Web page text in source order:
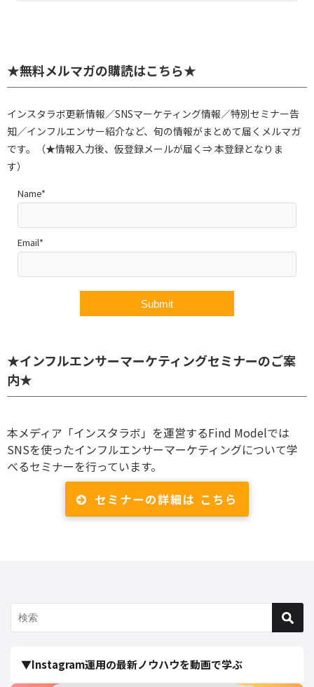
★無料メルマガの購読はこちら★
インスタラボ更新情報／SNSマーケティング情報／特別セミナー告
知／インフルエンサー紹介など、旬の情報がまとめて届くメルマガ
です。（★情報入力後、仮登録メールが届く⇒ 本登録となりま
す）
Name*
Email*
★インフルエンサーマーケティングセミナーのご案
内★
本メディア「インスタラボ」を運営するFind Modelでは
SNSを使ったインフルエンサーマーケティングについて学
べるセミナーを行っています。
セミナーの詳細は こちら
▼Instagram運用の最新ノウハウを動画で学ぶ